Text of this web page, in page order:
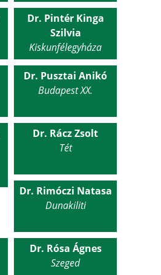
Dr. Pintér Kinga
Szilvia
Kiskunfélegyháza
Dr. Pusztai Anikó
Budapest XX.
Dr. Rácz Zsolt
Tét
Dr. Rimóczi Natasa
Dunakiliti
Dr. Rósa Ágnes
Szeged